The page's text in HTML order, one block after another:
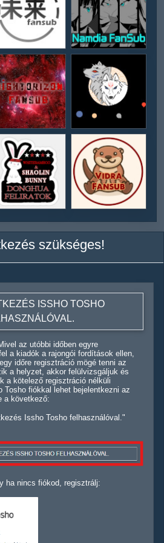
szükséges!
ISSHO TOSHO
az utóbbi időben egyre
a kiadók a rajongói fordítások ellen,
időre regisztráció mögé tenni az
a helyzet, akkor felülvizsgáljuk és
a kötelező regisztráció nélküli
Tosho fiókkal lehet bejelentkezni az
a következő:
Issho Tosho felhasználóval."
ha nincs fiókod, regisztrálj: